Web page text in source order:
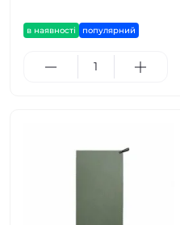
в наявності популярний